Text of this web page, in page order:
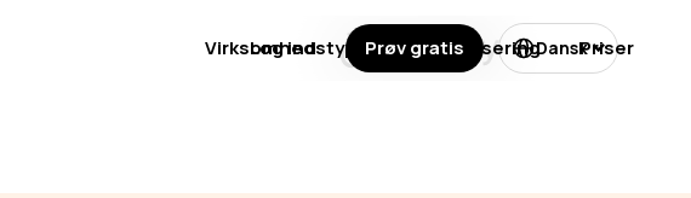
Virksomhedstyper Licensering Priser
Log ind Prøv gratis Dansk